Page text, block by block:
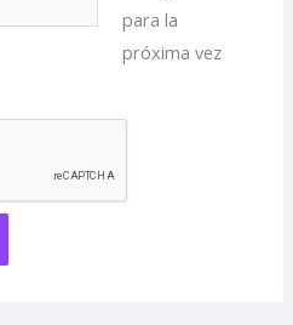
para la
próxima vez